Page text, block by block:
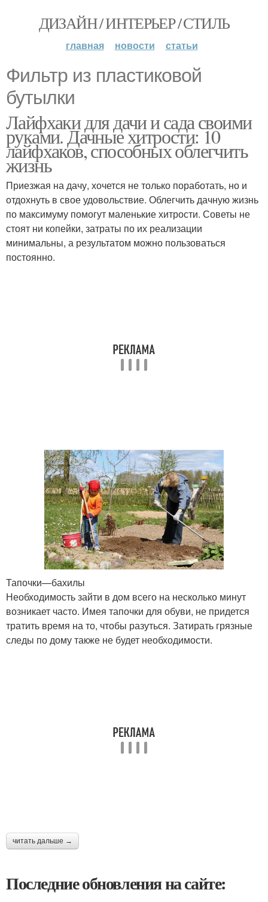
ДИЗАЙН / ИНТЕРЬЕР / СТИЛЬ
главная новости статьи
Фильтр из пластиковой
бутылки
Лайфхаки для дачи и сада своими
руками. Дачные хитрости: 10
лайфхаков, способных облегчить
жизнь
Приезжая на дачу, хочется не только поработать, но и
отдохнуть в свое удовольствие. Облегчить дачную жизнь
по максимуму помогут маленькие хитрости. Советы не
стоят ни копейки, затраты по их реализации
минимальны, а результатом можно пользоваться
постоянно.
Тапочки—бахилы
Необходимость зайти в дом всего на несколько минут
возникает часто. Имея тапочки для обуви, не придется
тратить время на то, чтобы разуться. Затирать грязные
следы по дому также не будет необходимости.
читать дальше →
Последние обновления на сайте: